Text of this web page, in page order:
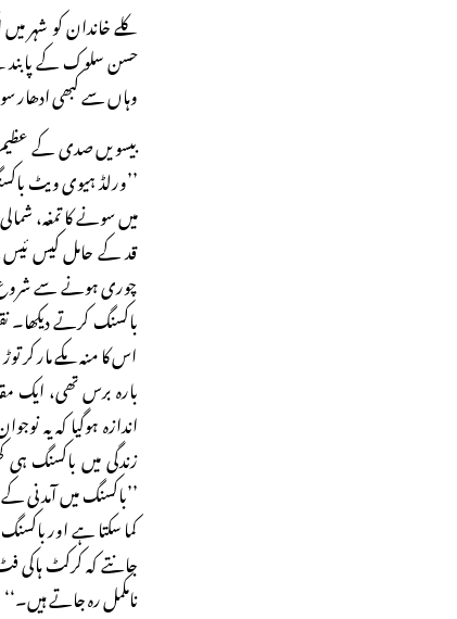
کلے خاندان کو شہر
حسن سلوک کے پابند
وہاں سے کبھی ادھار
بیسویں صدی کے
’’ورلڈ ہیوی ویٹ
قد کے حامل کیس ئیس
چوری ہونے سے شروع
باکسنگ کرتے دیکھا۔
اس کا منہ مکے مار کر
بارہ برس تھی، ایک
اندازہ ہوگیا کہ یہ
زندگی میں باکسنگ
’’باکسنگ میں آمدنی
کما سکتا ہے اور
جانتے کہ کرکٹ
نامکمل رہ جاتے ہیں۔‘‘